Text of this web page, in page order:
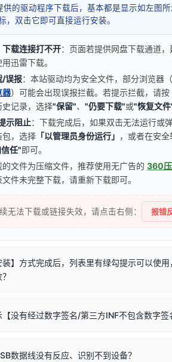
供的驱动程序下载后，基本都是显示如左图
，双击它即可直接运行安装。
载连接打不开：页面若提供网盘下载通道
迅雷下载。
/误报：本站驱动均为安全文件，部分浏览器
器）可能会出现误报拦截。若提示拦截，请按
史记录，选择"保留"、 "仍要下载"或"恢复文
示阻止：下载完成后，如果双击无法运行或
包，选择 「以管理员身份运行」 ，或者在安
任"即可。
文件为压缩文件，推荐使用无广告的 360
件未完整下载，请重新下载即可。
无法下载或链接失效，请点击右侧： 报错
】方式完成后，列表里有绿勾提示可以使
成了32位和64位驱动，自动安装程序在运
✔ 可以使用了 ：代表与您当
【没有经过数字签名/第三方INF不包含数字
示。
数据线没有反应、识别不到设备？